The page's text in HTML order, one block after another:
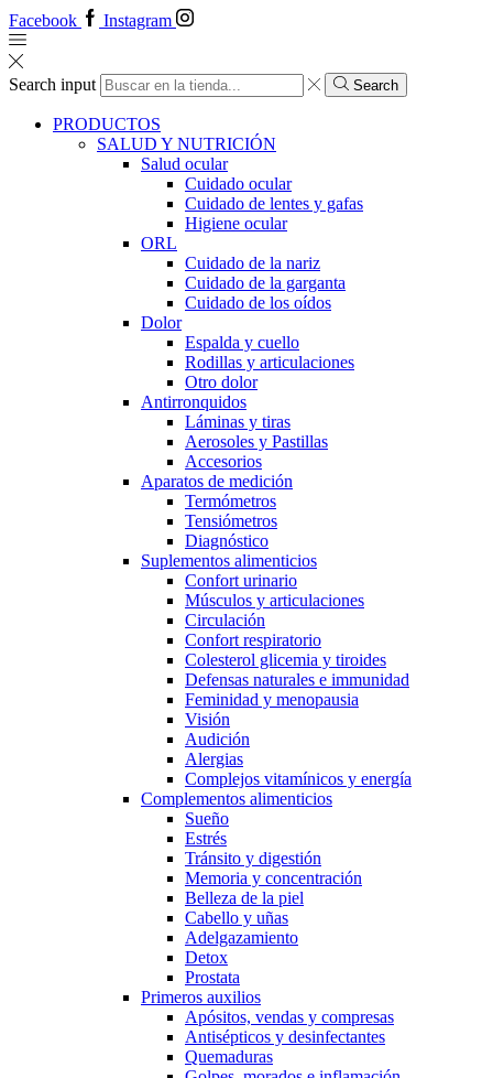
Facebook Instagram
Search input Search
PRODUCTOS
SALUD Y NUTRICIÓN
Salud ocular
Cuidado ocular
Cuidado de lentes y gafas
Higiene ocular
ORL
​​Cuidado de la nariz
​​Cuidado de la garganta
​​Cuidado de los oídos
Dolor
Espalda y cuello
Rodillas y articulaciones
Otro dolor
Antirronquidos
Láminas y tiras
Aerosoles y Pastillas
Accesorios
Aparatos de medición
Termómetros
Tensiómetros
Diagnóstico
Suplementos alimenticios
Confort urinario
Músculos y articulaciones
Circulación
Confort respiratorio
Colesterol glicemia y tiroides
Defensas naturales e immunidad
Feminidad y menopausia
Visión
Audición
Alergias
Complejos vitamínicos y energía
Complementos alimenticios
Sueño
Estrés
Tránsito y digestión
Memoria y concentración
Belleza de la piel
Cabello y uñas
Adelgazamiento
Detox
Prostata
Primeros auxilios
Apósitos, vendas y compresas
Antisépticos y desinfectantes
Quemaduras